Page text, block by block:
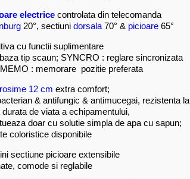
electrice controlata din telecomanda
20°, sectiuni dorsala 70° & picioare 65°
cu functii suplimentare
tip scaun; SYNCRO : reglare sincronizata
: memorare pozitie preferata
12 cm extra comfort;
& antifungic & antimucegai, rezistenta la
de viata a echipamentului,
doar cu solutie simpla de apa cu sapun;
coloristice disponibile
sectiune picioare extensibile
comode si reglabile